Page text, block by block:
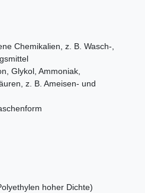
Chemikalien, z. B. Wasch-,
Glykol, Ammoniak,
z. B. Ameisen- und
hoher Dichte)